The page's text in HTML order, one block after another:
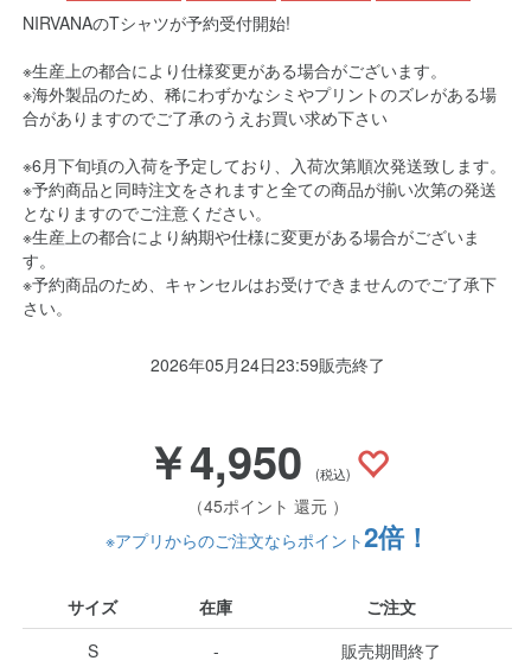
NIRVANAのTシャツが予約受付開始!
※生産上の都合により仕様変更がある場合がございます。
※海外製品のため、稀にわずかなシミやプリントのズレがある場
合がありますのでご了承のうえお買い求め下さい
※6月下旬頃の入荷を予定しており、入荷次第順次発送致します。
※予約商品と同時注文をされますと全ての商品が揃い次第の発送
となりますのでご注意ください。
※生産上の都合により納期や仕様に変更がある場合がございま
す。
※予約商品のため、キャンセルはお受けできませんのでご了承下
さい。
2026年05月24日23:59販売終了
￥4,950 (税込)
（45ポイント 還元 ）
※アプリからのご注文ならポイント2倍！
サイズ 在庫
ご注文
S
-
販売期間終了